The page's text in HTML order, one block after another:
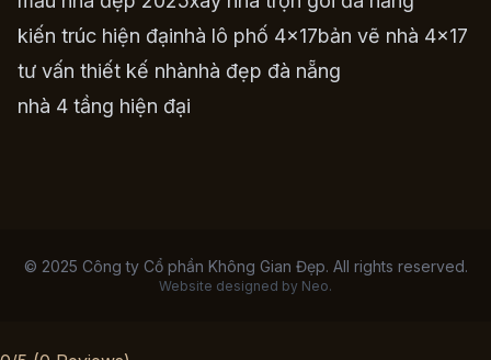
kiến trúc hiện đạinhà lô phố 4×17bản vẽ nhà 4×17
tư vấn thiết kế nhànhà đẹp đà nẵng
nhà 4 tầng hiện đại
© 2025 Công ty Cổ phần Không Gian Đẹp. All rights reserved.
Website designed by Neo.